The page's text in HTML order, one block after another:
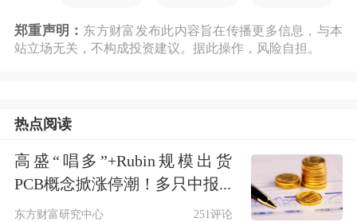
德意志银行在发布的一份报告中称，黄
盎司，前提是美联储“按兵不动”。若美
联储加息三到四次，金价可能跌至3800
美元/盎司。
郑重声明： 东方财富发布此内容旨在传播更多信息，与本
站立场无关，不构成投资建议。据此操作，风险自担。
热点阅读
高盛“唱多”+Rubin规模出货
PCB概念掀涨停潮！多只中报...
东方财富研究中心 251评论